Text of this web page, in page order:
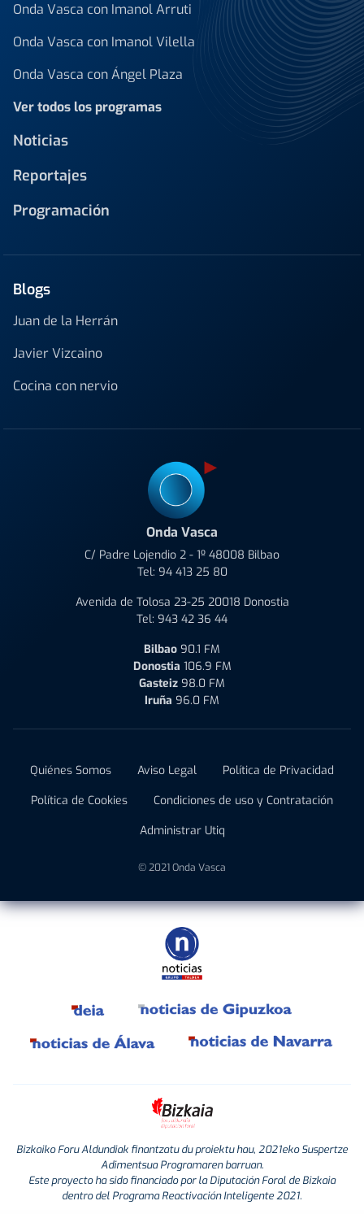
Onda Vasca con Imanol Arruti
Onda Vasca con Imanol Vilella
Onda Vasca con Ángel Plaza
Ver todos los programas
Noticias
Reportajes
Programación
Blogs
Juan de la Herrán
Javier Vizcaino
Cocina con nervio
Onda Vasca
C/ Padre Lojendio 2 - 1º 48008 Bilbao
Tel: 94 413 25 80
Avenida de Tolosa 23-25 20018 Donostia
Tel: 943 42 36 44
Bilbao 90.1 FM
Donostia 106.9 FM
Gasteiz 98.0 FM
Iruña 96.0 FM
Quiénes Somos Aviso Legal
Política de Privacidad
Política de Cookies
Condiciones de uso y Contratación
Administrar Utiq
© 2021 Onda Vasca
Bizkaiko Foru Aldundiak finantzatu du proiektu hau, 2021eko Suspertze
Adimentsua Programaren barruan.
Este proyecto ha sido financiado por la Diputación Foral de Bizkaia
dentro del Programa Reactivación Inteligente 2021.